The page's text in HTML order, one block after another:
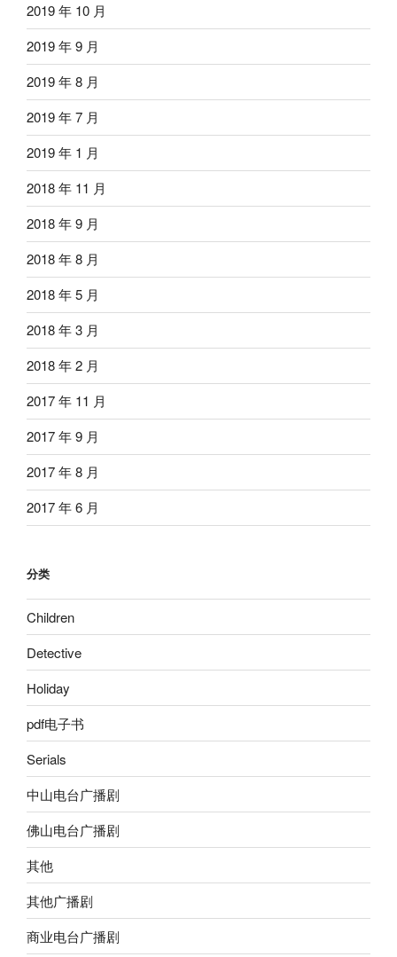
2019 年 10 月
2019 年 9 月
2019 年 8 月
2019 年 7 月
2019 年 1 月
2018 年 11 月
2018 年 9 月
2018 年 8 月
2018 年 5 月
2018 年 3 月
2018 年 2 月
2017 年 11 月
2017 年 9 月
2017 年 8 月
2017 年 6 月
分类
Children
Detective
Holiday
pdf电子书
Serials
中山电台广播剧
佛山电台广播剧
其他
其他广播剧
商业电台广播剧